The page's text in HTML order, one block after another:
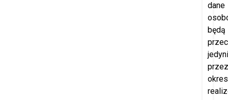
dane
będą
przez
okres